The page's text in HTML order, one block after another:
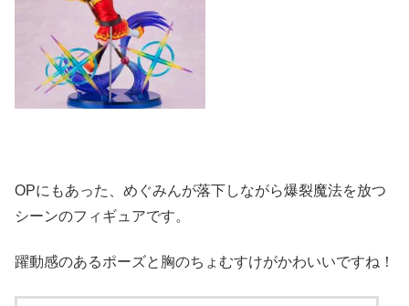
OPにもあった、めぐみんが落下しながら爆裂魔法を放つ
シーンのフィギュアです。
躍動感のあるポーズと胸のちょむすけがかわいいですね！